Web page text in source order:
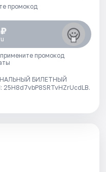
промокод
промокод
БИЛЕТНЫЙ